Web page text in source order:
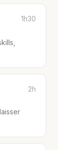
1h30
2h